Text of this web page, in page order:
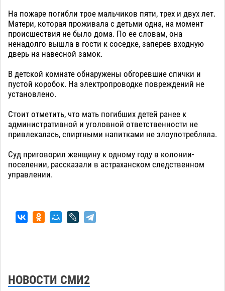
На пожаре погибли трое мальчиков пяти, трех и двух лет.
Матери, которая проживала с детьми одна, на момент
происшествия не было дома. По ее словам, она
ненадолго вышла в гости к соседке, заперев входную
дверь на навесной замок.
В детской комнате обнаружены обгоревшие спички и
пустой коробок. На электропроводке повреждений не
установлено.
Стоит отметить, что мать погибших детей ранее к
административной и уголовной ответственности не
привлекалась, спиртными напитками не злоупотребляла.
Суд приговорил женщину к одному году в колонии-
поселении, рассказали в астраханском следственном
управлении.
НОВОСТИ СМИ2